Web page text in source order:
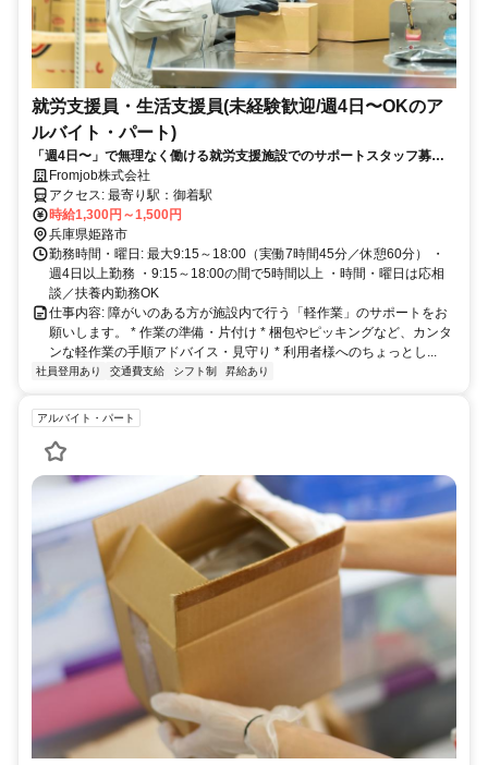
就労支援員・生活支援員(未経験歓迎/週4日〜OKのア
ルバイト・パート)
「週4日〜」で無理なく働ける就労支援施設でのサポートスタッフ募
集！Fromjob株式会社
アクセス: 最寄り駅：御着駅
時給1,300円～1,500円
兵庫県姫路市
勤務時間・曜日: 最大9:15～18:00（実働7時間45分／休憩60分） ・
週4日以上勤務 ・9:15～18:00の間で5時間以上 ・時間・曜日は応相
談／扶養内勤務OK
仕事内容: 障がいのある方が施設内で行う「軽作業」のサポートをお
願いします。 * 作業の準備・片付け * 梱包やピッキングなど、カンタ
ンな軽作業の手順アドバイス・見守り * 利用者様へのちょっとし...
社員登用あり 交通費支給 シフト制 昇給あり
アルバイト・パート